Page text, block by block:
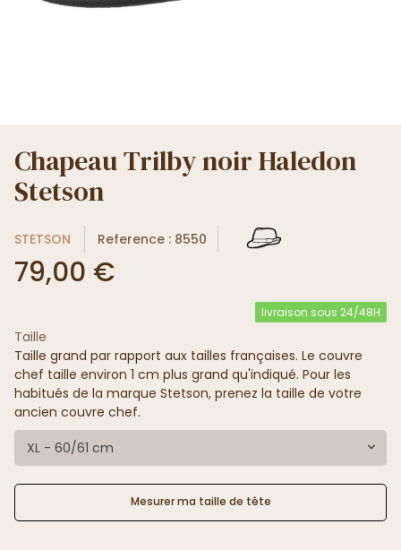
Chapeau Trilby noir Haledon
Stetson
STETSON Reference : 8550
79,00 €
livraison sous 24/48H
Taille
Taille grand par rapport aux tailles françaises. Le couvre
chef taille environ 1 cm plus grand qu'indiqué. Pour les
habitués de la marque Stetson, prenez la taille de votre
ancien couvre chef.
XL - 60/61 cm
Mesurer ma taille de tête